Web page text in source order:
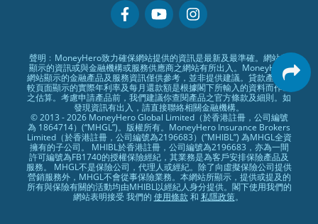
專欄文章
常見問題
條款及細則
編輯守則
廣告合作
廣告政策
私隱政策
加入我們
媒體報導
聲明﹕MoneyHero致力確保網站提供的資訊是最新及最準確。網站所
顯示的資訊或與金融機構或服務供應商之網站有所出入。MoneyHero
網站顯示的金融產品及服務資訊僅供參考，並非提供建議。貸款產品比
較頁面顯示的實際年利率及每月還款額是根據閣下所輸入的資料而作出
之估算。考慮申請產品前，我們建議你查閱產品之官方條款及細則。如
發現資訊有出入，請直接聯絡相關金融機構。
© 2013 - 2026 MoneyHero Global Limited（於香港註冊，公司編號
為 1864714）(“MHGL”)。版權所有。MoneyHero Insurance Brokers
Limited（於香港註冊，公司編號為2196683）(”MHIBL”) 為MHGL全資
擁有的子公司。 MHIBL於香港註冊，公司編號為2196683，亦為一間
許可編號為FB1740的授權保險經紀，其業務是為客戶安排保險產品及
服務。 MHGL不是保險公司，代理人或經紀。除了向虛擬保險公司提供
營銷服務外，MHGL不會從事保險業務。本網站所顯示，提供或提及的
所有與保險有關的活動均由MHIBL以經紀人身分提供。閣下使用我們的
網站表明接受 我們的 使用條款 和 私隱政策。